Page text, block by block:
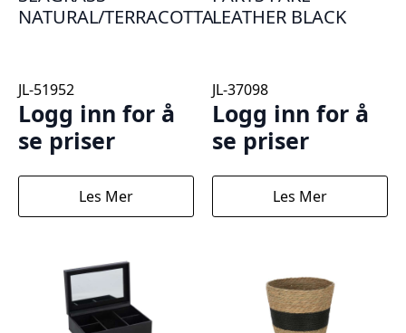
NATURAL/TERRACOTTA
JL-51952
Logg inn for å
se priser
Les Mer
LEATHER BLACK
JL-37098
Logg inn for å
se priser
Les Mer